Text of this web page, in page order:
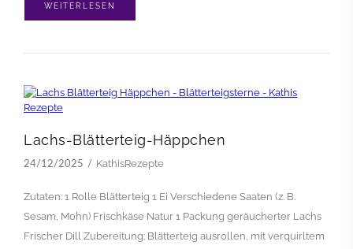
WEITERLESEN
Lachs-Blätterteig-Häppchen
24/12/2025 KathisRezepte
Zutaten: 1 Rolle Blätterteig 1 Ei Verschiedene Saaten (z. B.
Sesam, Mohn) Frischkäse Natur 1 Packung geräucherter Lachs
Frischer Dill Zubereitung: Blätterteig ausrollen, mit verquirltem